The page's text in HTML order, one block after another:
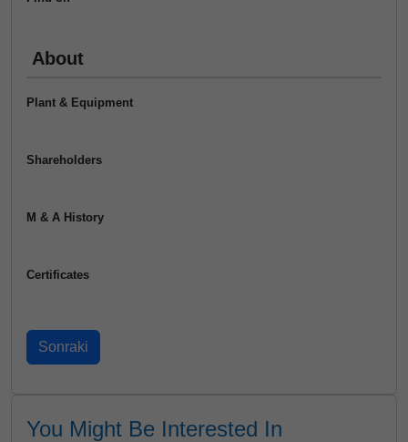
About
Plant & Equipment
Shareholders
M & A History
Certificates
You Might Be Interested In